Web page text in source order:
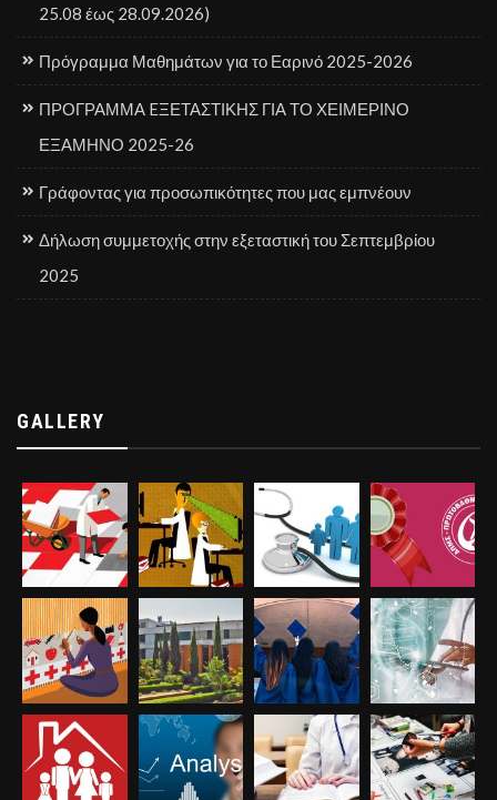
25.08 έως 28.09.2026)
Πρόγραμμα Μαθημάτων για το Εαρινό 2025-2026
ΠΡΟΓΡΑΜΜΑ EΞΕΤΑΣΤΙΚΗΣ ΓΙΑ ΤΟ ΧΕΙΜΕΡΙΝΟ
ΕΞΑΜΗΝΟ 2025-26
Γράφοντας για προσωπικότητες που μας εμπνέουν
Δήλωση συμμετοχής στην εξεταστική του Σεπτεμβρίου
2025
GALLERY